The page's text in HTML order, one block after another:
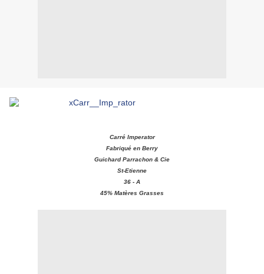
Carré Imperator
Fabriqué en Berry
Guichard Parrachon & Cie
St-Etienne
36 - A
45% Matères Grasses